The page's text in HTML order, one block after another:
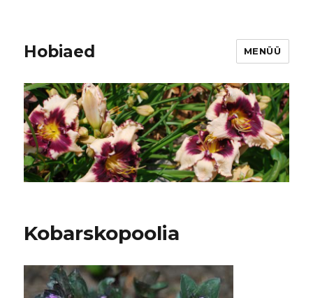
Hobiaed MENÜÜ
Kobarskopoolia